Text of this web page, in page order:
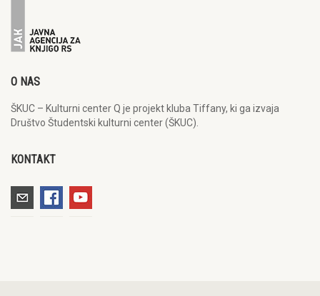
O NAS
ŠKUC – Kulturni center Q je projekt kluba Tiffany, ki ga izvaja
Društvo Študentski kulturni center (ŠKUC).
KONTAKT